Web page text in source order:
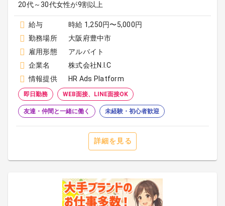
20代～30代女性が9割以上
給与
時給 1,250円〜5,000円
勤務場所
大阪府豊中市
雇用形態
アルバイト
企業名
株式会社N.I.C
情報提供
HR Ads Platform
即日勤務 WEB面接、LINE面接OK
友達・仲間と一緒に働く 未経験・初心者歓迎
詳細を見る